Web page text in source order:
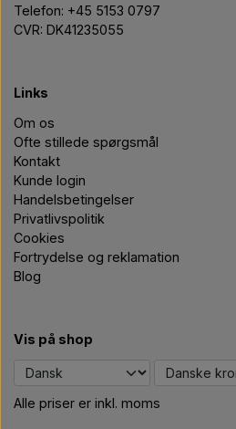
Telefon: +45 5153 0797
CVR: DK41235055
Links
Om os
Ofte stillede spørgsmål
Kontakt
Kunde login
Handelsbetingelser
Privatlivspolitik
Cookies
Fortrydelse og reklamation
Blog
Vis på shop
Alle priser er inkl. moms